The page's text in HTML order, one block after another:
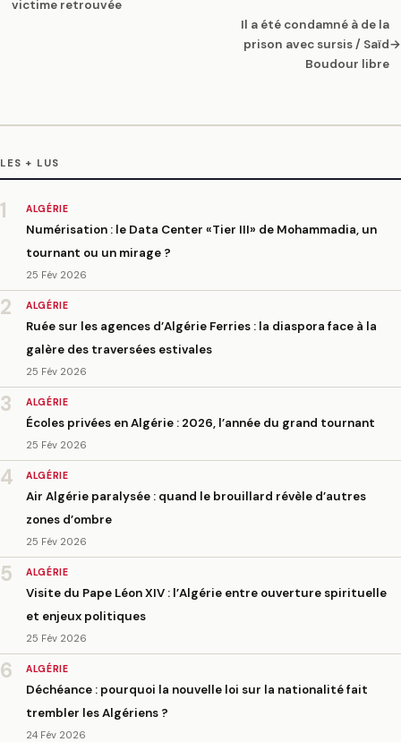
victime retrouvée
Il a été condamné à de la
prison avec sursis / Saïd
Boudour libre
→
LES + LUS
1 ALGÉRIE
Numérisation : le Data Center «Tier III» de Mohammadia, un
tournant ou un mirage ?
25 Fév 2026
2 ALGÉRIE
Ruée sur les agences d’Algérie Ferries : la diaspora face à la
galère des traversées estivales
25 Fév 2026
3 ALGÉRIE
Écoles privées en Algérie : 2026, l’année du grand tournant
25 Fév 2026
4 ALGÉRIE
Air Algérie paralysée : quand le brouillard révèle d’autres
zones d’ombre
25 Fév 2026
5 ALGÉRIE
Visite du Pape Léon XIV : l’Algérie entre ouverture spirituelle
et enjeux politiques
25 Fév 2026
6 ALGÉRIE
Déchéance : pourquoi la nouvelle loi sur la nationalité fait
trembler les Algériens ?
24 Fév 2026